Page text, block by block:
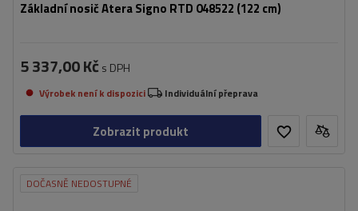
Základní nosič Atera Signo RTD 048522 (122 cm)
5 337,00 Kč s DPH
Výrobek není k dispozici Individuální přeprava
Zobrazit produkt
DOČASNĚ NEDOSTUPNÉ